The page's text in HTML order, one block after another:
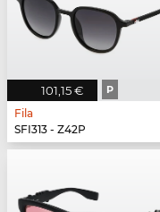
101,15 € P
Fila
SFI313 - Z42P